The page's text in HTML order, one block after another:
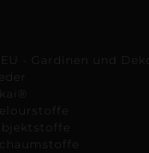
- Gardinen und Deko